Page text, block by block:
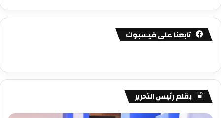
تابعنا على فيسبوك
بقلم رئيس التحرير